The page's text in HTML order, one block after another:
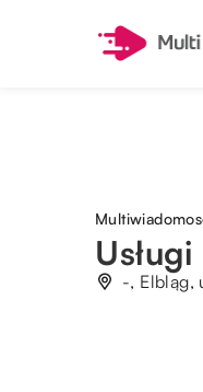
-, Elbląg,